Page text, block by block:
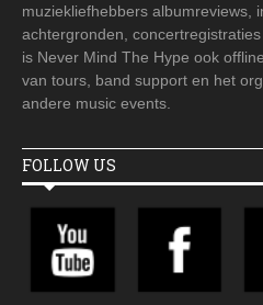
muziekliefhebbers albumreviews,
achtergronden,
is Never Mind The Hype ook
van tours, band support en het
andere music events.
FOLLOW US